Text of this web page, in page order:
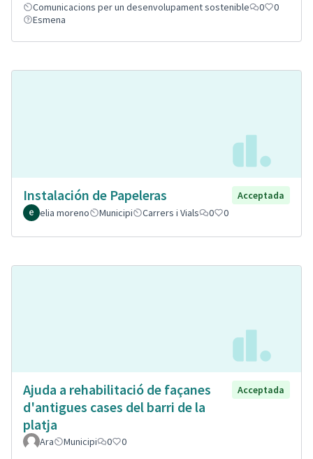
Comunicacions per un desenvolupament sostenible
0
0
Esmena
Instalación de Papeleras
Acceptada
elia moreno
Municipi Carrers i Vials 0 0
Ajuda a rehabilitació de façanes
d'antigues cases del barri de la
platja
Acceptada
Ara Municipi 0 0